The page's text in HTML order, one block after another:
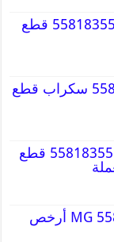
قطع غيار سيارات كورية 55818355 قطع
قطع غيار كاديلاك 55818355 سكراب قطع
قطع غيار سيارات المانية 55818355 قطع
قطع غيار أم جي MG 55818355 أرخص